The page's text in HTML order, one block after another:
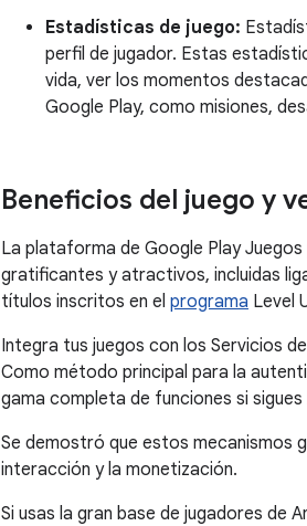
Estadísticas de juego:
perfil de jugador. Estas
vida, ver los momentos
Google Play, como misiones,
Beneficios del juego y
La plataforma de Google Play
gratificantes y atractivos, incluidas
títulos inscritos en el programa Level
Integra tus juegos con los Servicios
Como método principal para la
gama completa de funciones si
Se demostró que estos mecanismos
interacción y la monetización.
Si usas la gran base de jugadores de